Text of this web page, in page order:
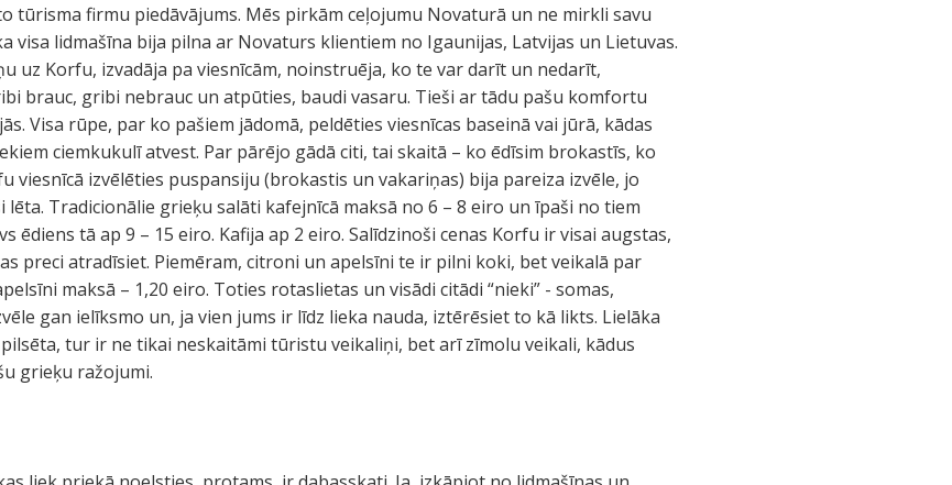
tūrisma firmu piedāvājums. Mēs pirkām ceļojumu Novaturā un ne mirkli savu
visa lidmašīna bija pilna ar Novaturs klientiem no Igaunijas, Latvijas un Lietuvas.
uz Korfu, izvadāja pa viesnīcām, noinstruēja, ko te var darīt un nedarīt,
brauc, gribi nebrauc un atpūties, baudi vasaru. Tieši ar tādu pašu komfortu
Visa rūpe, par ko pašiem jādomā, peldēties viesnīcas baseinā vai jūrā, kādas
ciemkukulī atvest. Par pārējo gādā citi, tai skaitā – ko ēdīsim brokastīs, ko
viesnīcā izvēlēties puspansiju (brokastis un vakariņas) bija pareiza izvēle, jo
lēta. Tradicionālie grieķu salāti kafejnīcā maksā no 6 – 8 eiro un īpaši no tiem
ēdiens tā ap 9 – 15 eiro. Kafija ap 2 eiro. Salīdzinoši cenas Korfu ir visai augstas,
preci atradīsiet. Piemēram, citroni un apelsīni te ir pilni koki, bet veikalā par
maksā – 1,20 eiro. Toties rotaslietas un visādi citādi “nieki” - somas,
gan ielīksmo un, ja vien jums ir līdz lieka nauda, iztērēsiet to kā likts. Lielāka
tur ir ne tikai neskaitāmi tūristu veikaliņi, bet arī zīmolu veikali, kādus
grieķu ražojumi.